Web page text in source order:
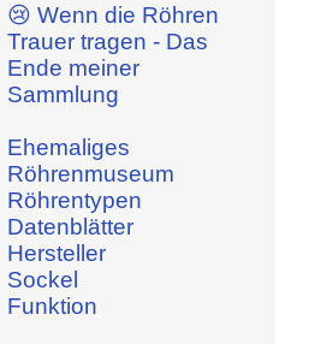
😢 Wenn die Röhren
Trauer tragen - Das
Ende meiner
Sammlung
Ehemaliges
Röhrenmuseum
Röhrentypen
Datenblätter
Hersteller
Sockel
Funktion